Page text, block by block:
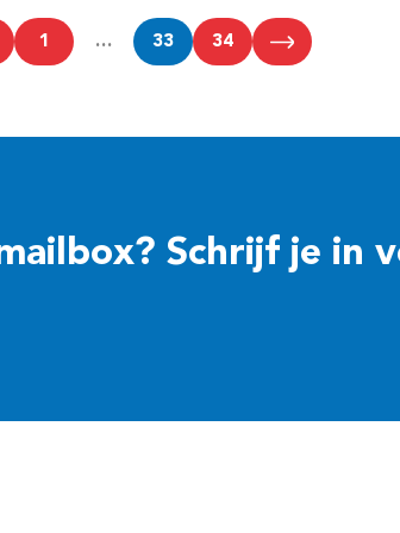
1 … 33 34
Schrijf je in